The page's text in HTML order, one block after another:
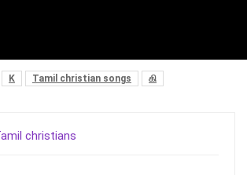
K Tamil christian songs கி
christians